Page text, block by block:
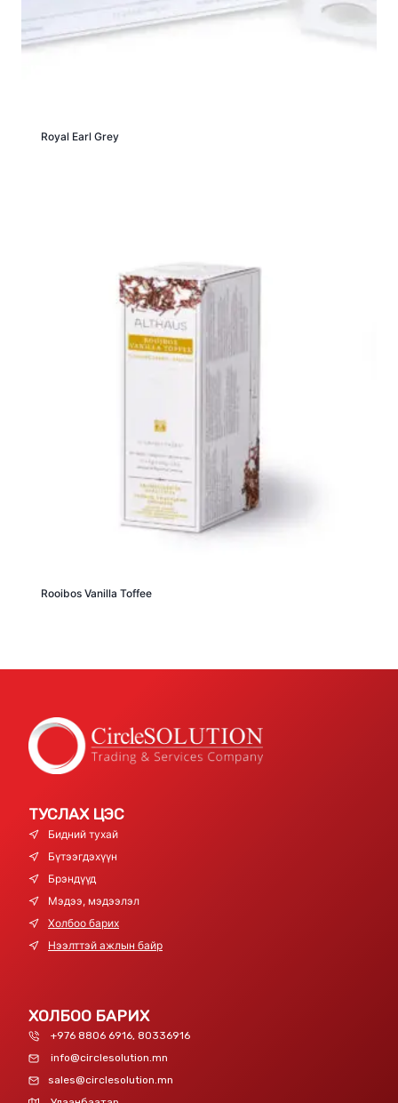
Royal Earl Grey
Rooibos Vanilla Toffee
ТУСЛАХ ЦЭС
Бидний тухай
Бүтээгдэхүүн
Брэндүүд
Мэдээ, мэдээлэл
Холбоо барих
Нээлттэй ажлын байр
ХОЛБОО БАРИХ
+976 8806 6916, 80336916
info@circlesolution.mn
sales@circlesolution.mn